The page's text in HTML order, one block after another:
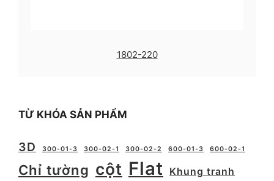
1802-220
TỪ KHÓA SẢN PHẨM
3D 300-01-3 300-02-1 300-02-2 600-01-3 600-02-1
Chỉ tường cột Flat
Khung tranh